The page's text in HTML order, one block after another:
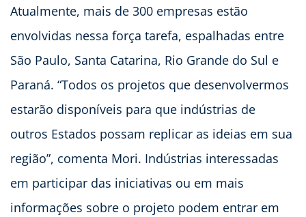
Atualmente, mais de 300 empresas estão
envolvidas nessa força tarefa, espalhadas entre
São Paulo, Santa Catarina, Rio Grande do Sul e
Paraná. “Todos os projetos que desenvolvermos
estarão disponíveis para que indústrias de
outros Estados possam replicar as ideias em sua
região”, comenta Mori. Indústrias interessadas
em participar das iniciativas ou em mais
informações sobre o projeto podem entrar em